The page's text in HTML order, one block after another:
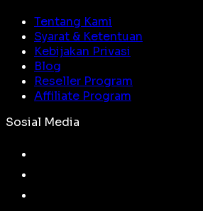
Tentang Kami
Syarat & Ketentuan
Kebijakan Privasi
Blog
Reseller Program
Affiliate Program
Sosial Media